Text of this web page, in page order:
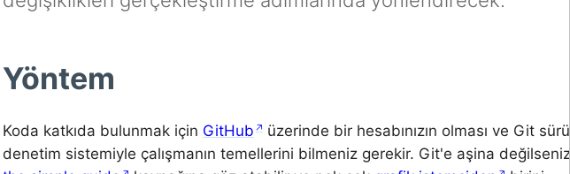
Yöntem
Koda katkıda bulunmak için GitHub
üzerinde bir hesabınızın olması ve Git
denetim sistemiyle çalışmanın temellerini bilmeniz gerekir. Git'e aşina